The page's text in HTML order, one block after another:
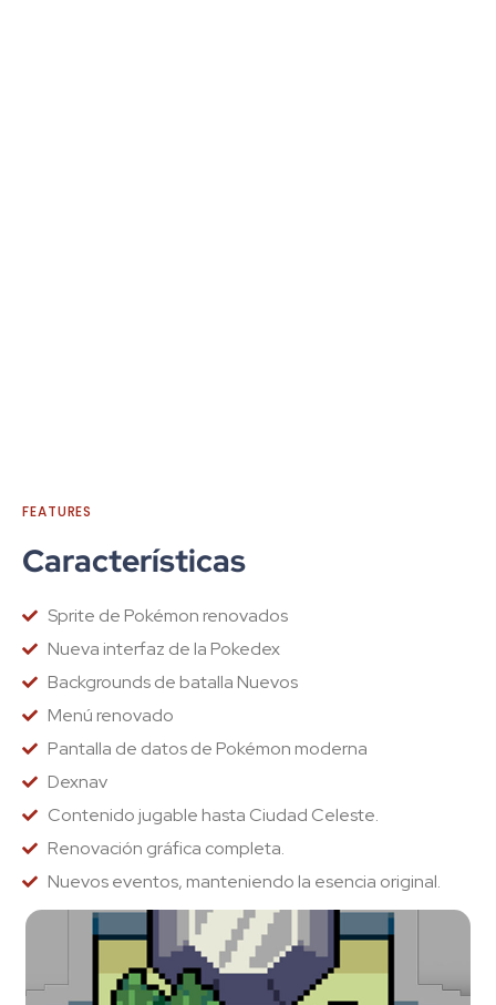
FEATURES
Características
Sprite de Pokémon renovados
Nueva interfaz de la Pokedex
Backgrounds de batalla Nuevos
Menú renovado
Pantalla de datos de Pokémon moderna
Dexnav
Contenido jugable hasta Ciudad Celeste.
Renovación gráfica completa.
Nuevos eventos, manteniendo la esencia original.